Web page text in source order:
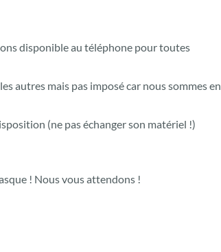
disponible au téléphone pour toutes
autres mais pas imposé car nous sommes en
(ne pas échanger son matériel !)
! Nous vous attendons !